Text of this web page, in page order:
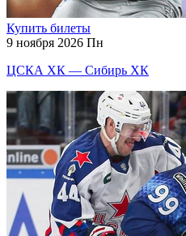
Купить билеты
9 ноября 2026 Пн
ЦСКА ХК — Сибирь ХК